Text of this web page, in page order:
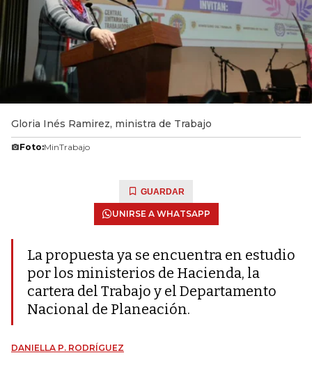
Gloria Inés Ramirez, ministra de Trabajo
Foto:MinTrabajo
GUARDAR
UNIRSE A WHATSAPP
La propuesta ya se encuentra en estudio
por los ministerios de Hacienda, la
cartera del Trabajo y el Departamento
Nacional de Planeación.
DANIELLA P. RODRÍGUEZ